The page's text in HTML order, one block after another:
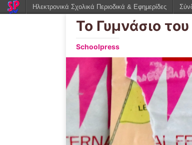
Το Γυμνάσιο
Schoolpress
Ηλεκτρονικά Σχολικά Περιοδικά & Εφημερίδες